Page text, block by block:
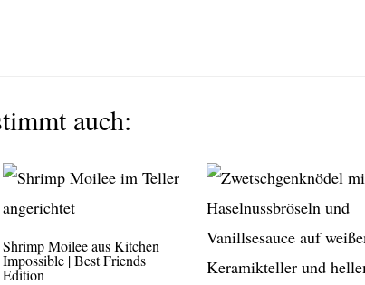
auch:
Shrimp Moilee aus Kitchen
Impossible | Best Friends
Edition